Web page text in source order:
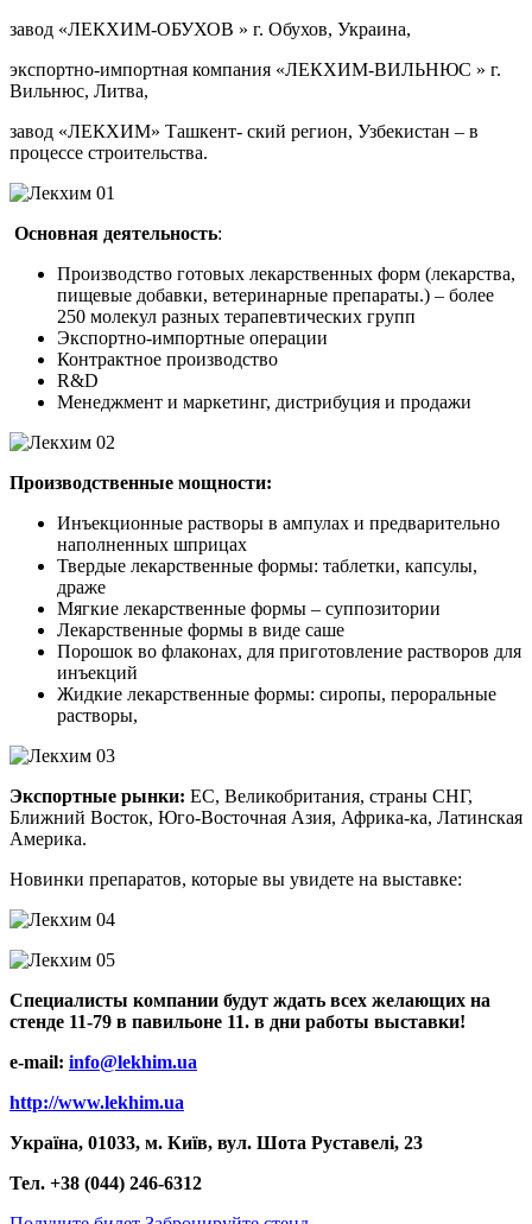
завод «ЛЕКХИМ-ОБУХОВ » г. Обухов, Украина,
экспортно-импортная компания «ЛЕКХИМ-ВИЛЬНЮС » г.
Вильнюс, Литва,
завод «ЛЕКХИМ» Ташкент- ский регион, Узбекистан – в
процессе строительства.
Основная деятельность:
Производство готовых лекарственных форм (лекарства,
пищевые добавки, ветеринарные препараты.) – более
250 молекул разных терапевтических групп
Экспортно-импортные операции
Контрактное производство
R&D
Менеджмент и маркетинг, дистрибуция и продажи
Производственные мощности:
Инъекционные растворы в ампулах и предварительно
наполненных шприцах
Твердые лекарственные формы: таблетки, капсулы,
драже
Мягкие лекарственные формы – суппозитории
Лекарственные формы в виде саше
Порошок во флаконах, для приготовление растворов для
инъекций
Жидкие лекарственные формы: сиропы, пероральные
растворы,
Экспортные рынки: ЕС, Великобритания, страны СНГ,
Ближний Восток, Юго-Восточная Азия, Африка-ка, Латинская
Америка.
Новинки препаратов, которые вы увидете на выставке:
Специалисты компании будут ждать всех желающих на
стенде 11-79 в павильоне 11. в дни работы выставки!
e-mail: info@lekhim.ua
http://www.lekhim.ua
Україна, 01033, м. Київ, вул. Шота Руставелі, 23
Тел. +38 (044) 246-6312